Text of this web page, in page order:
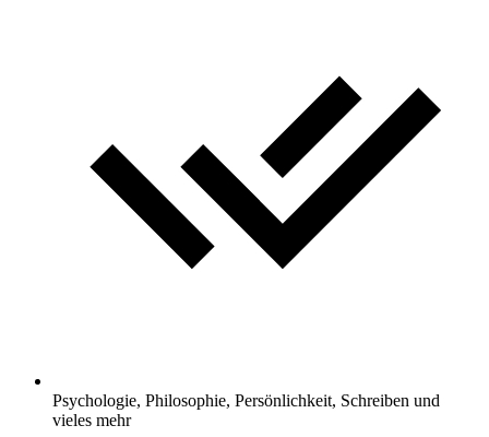
Psychologie, Philosophie, Persönlichkeit, Schreiben und
vieles mehr